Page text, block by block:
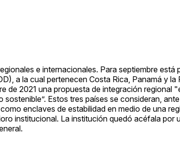
e internacionales. Para septiembre está
a la cual pertenecen Costa Rica, Panamá y la
de 2021 una propuesta de integración regional
Estos tres países se consideran,
enclaves de estabilidad en medio de una
institucional. La institución quedó acéfala por